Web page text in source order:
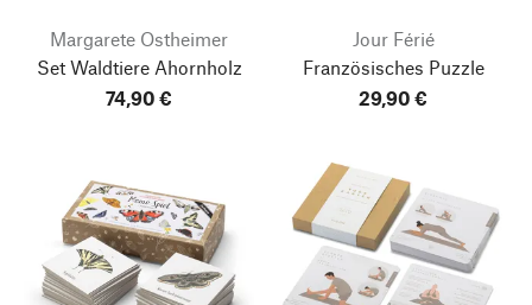
Margarete Ostheimer
Set Waldtiere Ahornholz
74,90 €
Jour Férié
Französisches Puzzle
29,90 €